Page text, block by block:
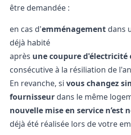
être demandée :
en cas d'emménagement dans
déjà habité
après une coupure d'électricité
consécutive à la résiliation de
En revanche, si vous changez
fournisseur dans le même
nouvelle mise en service n’est
déjà été réalisée lors de votre